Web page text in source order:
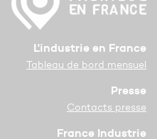
L'industrie en France
Tableau de bord mensuel
Presse
Contacts presse
France Industrie